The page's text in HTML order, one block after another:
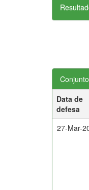
Data de
defesa
27-Mar-